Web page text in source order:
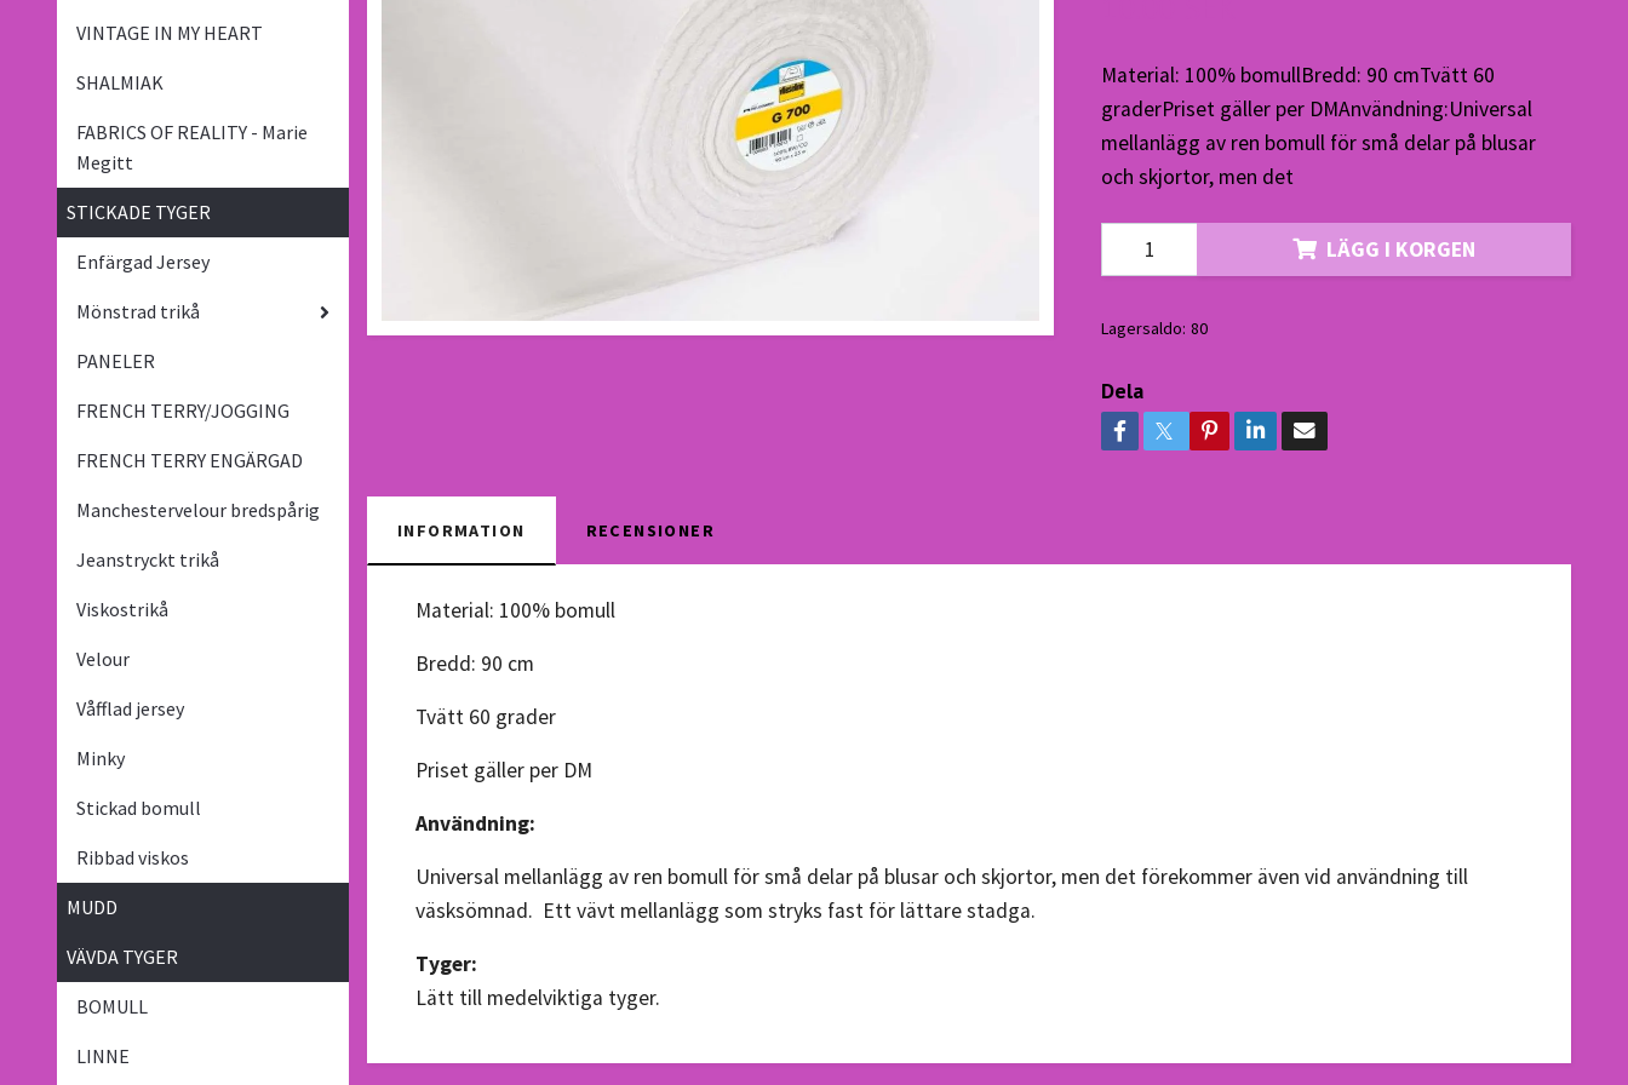
VINTAGE IN MY HEART
SHALMIAK
FABRICS OF REALITY - Marie
Megitt
STICKADE TYGER
Enfärgad Jersey
Mönstrad trikå
PANELER
FRENCH TERRY/JOGGING
FRENCH TERRY ENGÄRGAD
Manchestervelour bredspårig
Jeanstryckt trikå
Viskostrikå
Velour
Våfflad jersey
Minky
Stickad bomull
Ribbad viskos
MUDD
VÄVDA TYGER
BOMULL
LINNE
Material: 100% bomullBredd: 90 cmTvätt 60
graderPriset gäller per DMAnvändning:Universal
mellanlägg av ren bomull för små delar på blusar
och skjortor, men det
LÄGG I KORGEN
Lagersaldo: 80
Dela
INFORMATION RECENSIONER
Material: 100% bomull
Bredd: 90 cm
Tvätt 60 grader
Priset gäller per DM
Användning:
Universal mellanlägg av ren bomull för små delar på blusar och skjortor, men det förekommer även vid användning till
väsksömnad. Ett vävt mellanlägg som stryks fast för lättare stadga.
Tyger:
Lätt till medelviktiga tyger.